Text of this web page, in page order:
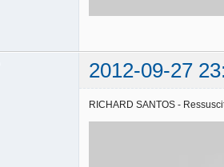
2012-09-27
RICHARD SANTOS -